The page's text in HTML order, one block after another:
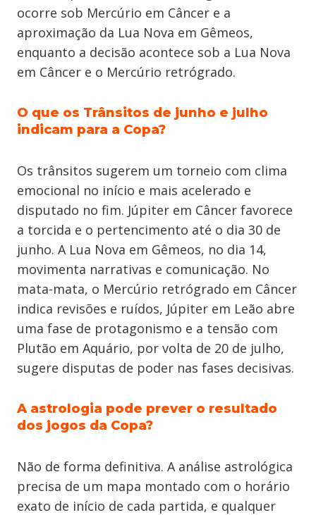
ocorre sob Mercúrio em Câncer e a
aproximação da Lua Nova em Gêmeos,
enquanto a decisão acontece sob a Lua Nova
em Câncer e o Mercúrio retrógrado.
O que os Trânsitos de junho e julho
indicam para a Copa?
Os trânsitos sugerem um torneio com clima
emocional no início e mais acelerado e
disputado no fim. Júpiter em Câncer favorece
a torcida e o pertencimento até o dia 30 de
junho. A Lua Nova em Gêmeos, no dia 14,
movimenta narrativas e comunicação. No
mata-mata, o Mercúrio retrógrado em Câncer
indica revisões e ruídos, Júpiter em Leão abre
uma fase de protagonismo e a tensão com
Plutão em Aquário, por volta de 20 de julho,
sugere disputas de poder nas fases decisivas.
A astrologia pode prever o resultado
dos jogos da Copa?
Não de forma definitiva. A análise astrológica
precisa de um mapa montado com o horário
exato de início de cada partida, e qualquer